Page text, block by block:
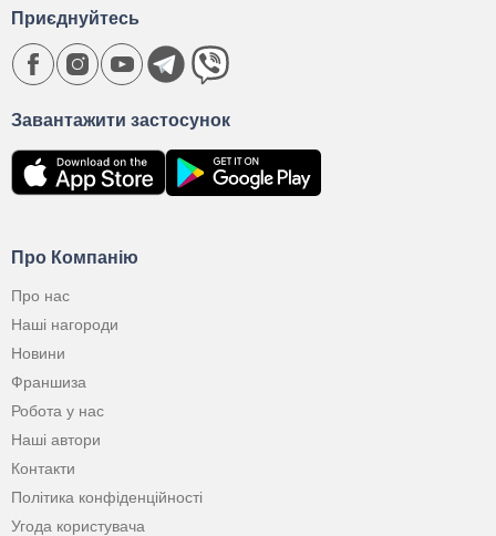
Про Компанію
Про нас
Наші нагороди
Новини
Франшиза
Робота у нас
Наші автори
Контакти
Політика конфіденційності
Угода користувача
Завантажити застосунок
Приєднуйтесь